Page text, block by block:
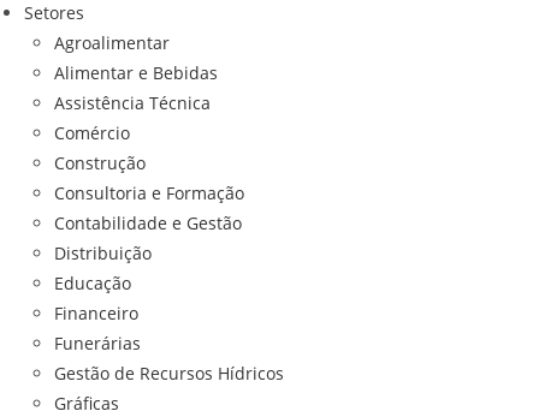
Setores
Agroalimentar
Alimentar e Bebidas
Assistência Técnica
Comércio
Construção
Consultoria e Formação
Contabilidade e Gestão
Distribuição
Educação
Financeiro
Funerárias
Gestão de Recursos Hídricos
Gráficas